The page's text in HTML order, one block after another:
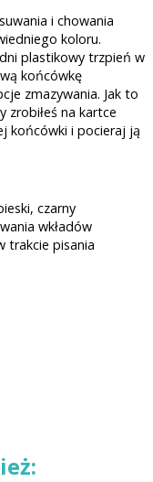
i chowania
koloru.
plastikowy trzpień w
końcówkę
zmazywania. Jak to
zrobiłeś na kartce
końcówki i pocieraj ją
czarny
wkładów
trakcie pisania